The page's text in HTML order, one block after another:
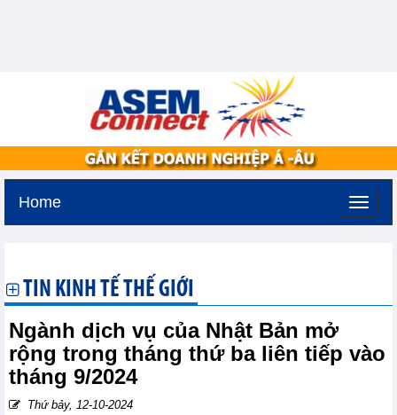
Home
TIN KINH TẾ THẾ GIỚI
Ngành dịch vụ của Nhật Bản mở
rộng trong tháng thứ ba liên tiếp vào
tháng 9/2024
Thứ bảy, 12-10-2024